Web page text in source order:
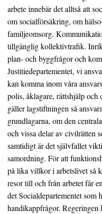
arbete innebär det alltså att
om socialförsäkring, om
familjeomsorg.
tillgänglig kollektivtrafik.
plan- och byggfrågor och
Justitiedepartementet, vi
kan komma inom våra
polis, åklagare, rättshjälp och
gäller lagstiftningen så
grundlagarna, om den
och vissa delar av civilrätten
samtidigt är det självfallet
samordning. För att
på lika villkor i arbetslivet så
resor till och från arbetet får
det Socialdepartementet som
handikappfrågor. Regeringen